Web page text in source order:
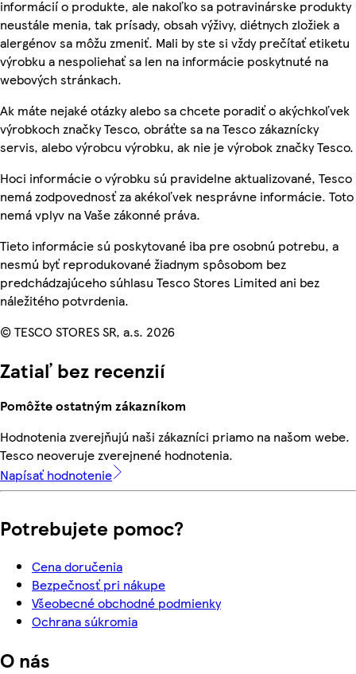
informácií o produkte, ale nakoľko sa potravinárske produkty
neustále menia, tak prísady, obsah výživy, diétnych zložiek a
alergénov sa môžu zmeniť. Mali by ste si vždy prečítať etiketu
výrobku a nespoliehať sa len na informácie poskytnuté na
webových stránkach.
Ak máte nejaké otázky alebo sa chcete poradiť o akýchkoľvek
výrobkoch značky Tesco, obráťte sa na Tesco zákaznícky
servis, alebo výrobcu výrobku, ak nie je výrobok značky Tesco.
Hoci informácie o výrobku sú pravidelne aktualizované, Tesco
nemá zodpovednosť za akékoľvek nesprávne informácie. Toto
nemá vplyv na Vaše zákonné práva.
Tieto informácie sú poskytované iba pre osobnú potrebu, a
nesmú byť reprodukované žiadnym spôsobom bez
predchádzajúceho súhlasu Tesco Stores Limited ani bez
náležitého potvrdenia.
© TESCO STORES SR, a.s. 2026
Zatiaľ bez recenzií
Pomôžte ostatným zákazníkom
Hodnotenia zverejňujú naši zákazníci priamo na našom webe.
Tesco neoveruje zverejnené hodnotenia.
Napísať hodnotenie
Potrebujete pomoc?
Cena doručenia
Bezpečnosť pri nákupe
Všeobecné obchodné podmienky
Ochrana súkromia
O nás